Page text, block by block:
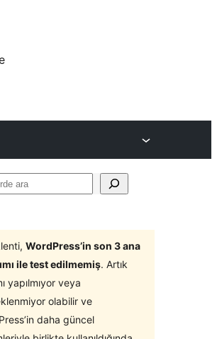
WordPress’in son 3 ana
ile test edilmemiş. Artık
yapılmıyor veya
olabilir ve
daha güncel